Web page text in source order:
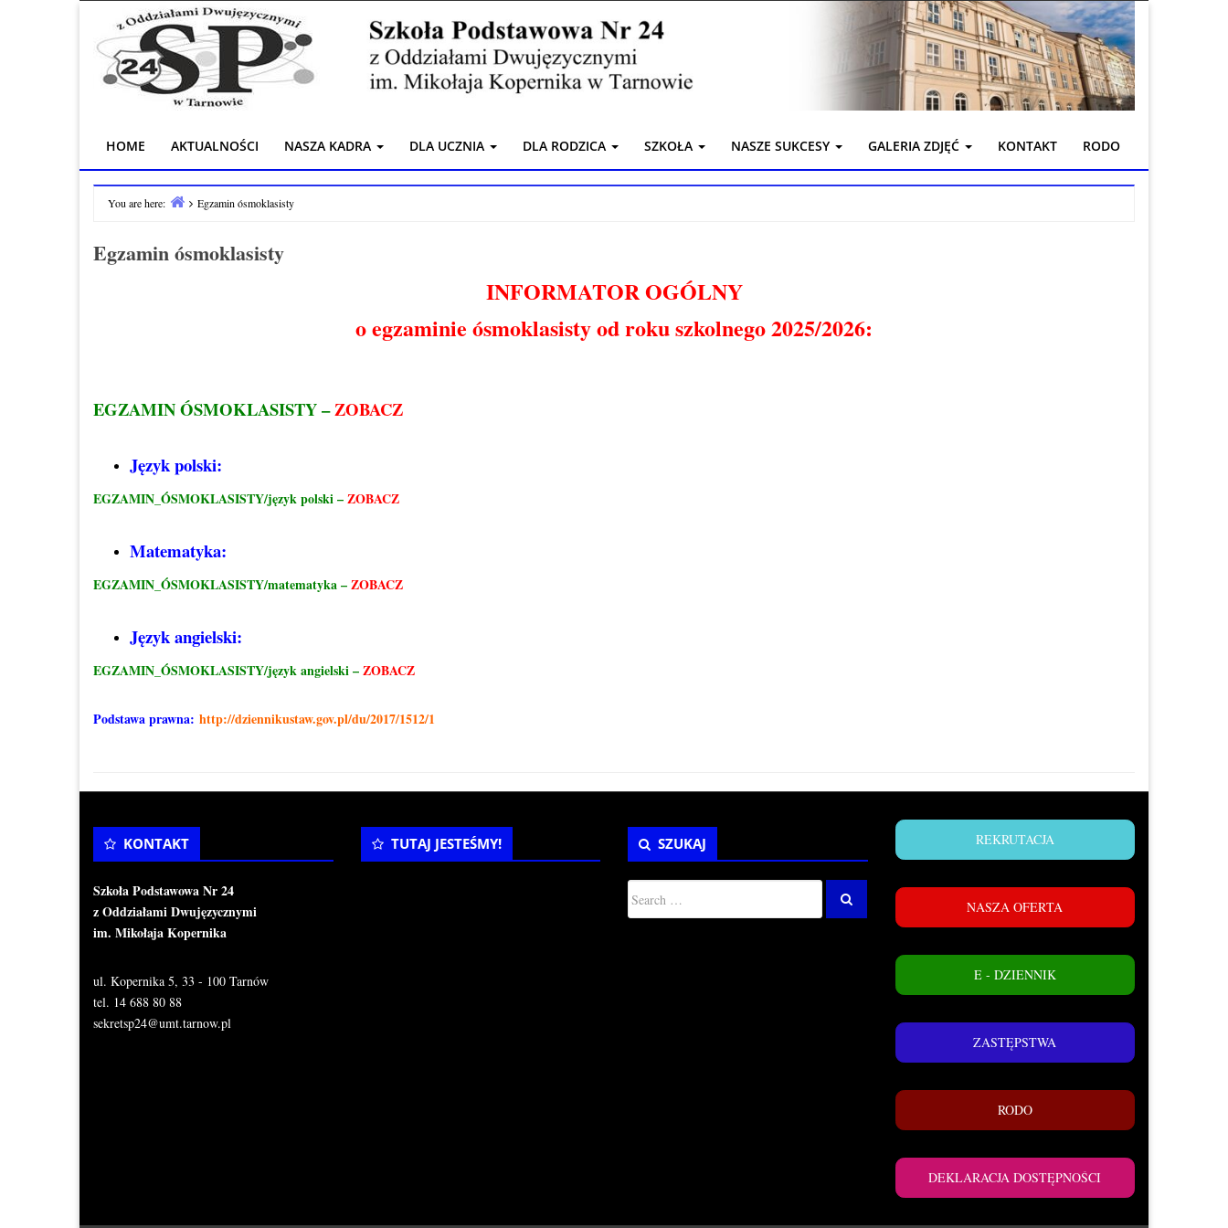
content
HOME AKTUALNOŚCI NASZA KADRA DLA UCZNIA DLA RODZICA SZKOŁA NASZE SUKCESY GALERIA ZDJĘĆ KONTAKT RODO
You are here:
Egzamin ósmoklasisty
Egzamin ósmoklasisty
INFORMATOR OGÓLNY
o egzaminie ósmoklasisty od roku szkolnego 2025/2026:
EGZAMIN ÓSMOKLASISTY –ZOBACZ
Język polski:
EGZAMIN_ÓSMOKLASISTY/język polski –ZOBACZ
Matematyka:
EGZAMIN_ÓSMOKLASISTY/matematyka –ZOBACZ
Język angielski:
EGZAMIN_ÓSMOKLASISTY/język angielski –ZOBACZ
Podstawa prawna: http://dziennikustaw.gov.pl/du/2017/1512/1
KONTAKT
Szkoła Podstawowa Nr 24
z Oddziałami Dwujęzycznymi
im. Mikołaja Kopernika
ul. Kopernika 5, 33 - 100 Tarnów
tel. 14 688 80 88
sekretsp24@umt.tarnow.pl
TUTAJ JESTEŚMY! SZUKAJ REKRUTACJA
NASZA OFERTA
E - DZIENNIK
ZASTĘPSTWA
RODO
DEKLARACJA DOSTĘPNOŚCI